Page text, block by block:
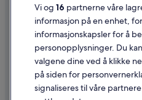
Juridisk informasjon / kontakt oss
Retningslinjer for innhold og
Hjelp
Kontakt oss
Vi og 16 partnerne våre
informasjon på en enhet,
informasjonskapsler for å
personopplysninger. Du
valgene dine ved å klikke
på siden for
signaliseres til våre